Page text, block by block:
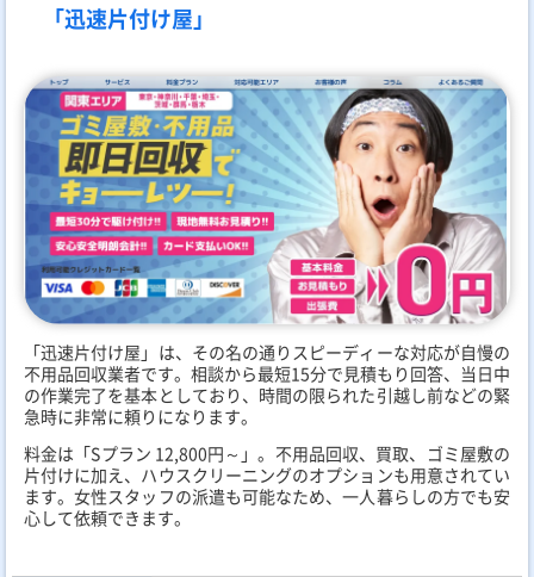
「迅速片付け屋」
「迅速片付け屋」は、その名の通りスピーディーな対応が自慢の
不用品回収業者です。相談から最短15分で見積もり回答、当日中
の作業完了を基本としており、時間の限られた引越し前などの緊
急時に非常に頼りになります。
料金は「Sプラン 12,800円～」。不用品回収、買取、ゴミ屋敷の
片付けに加え、ハウスクリーニングのオプションも用意されてい
ます。女性スタッフの派遣も可能なため、一人暮らしの方でも安
心して依頼できます。